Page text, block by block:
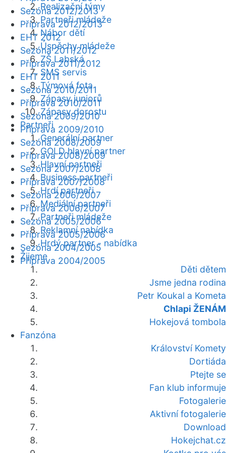
Realizační týmy
Partneři mládeže
Nábor dětí
Úspěchy mládeže
ZŠ Labská
SMS servis
Týmová fota
Zápasy juniorů
Zápasy dorostu
Partneři
Generální partner
GOLD hlavní partner
Hlavní partneři
Business partneři
Hrdí partneři
Mediální partneři
Partneři mládeže
Reklamní nabídka
Hrdý partner - nabídka
Žijeme
Děti dětem
Jsme jedna rodina
Petr Koukal a Kometa
Chlapi ŽENÁM
Hokejová tombola
Fanzóna
Království Komety
Dortiáda
Ptejte se
Fan klub informuje
Fotogalerie
Aktivní fotogalerie
Download
Hokejchat.cz
Sezóna 2012/2013
Příprava 2012/2013
EHT 2012
Sezóna 2011/2012
Příprava 2011/2012
EHT 2011
Sezóna 2010/2011
Příprava 2010/2011
Sezóna 2009/2010
Příprava 2009/2010
Sezóna 2008/2009
Příprava 2008/2009
Sezóna 2007/2008
Příprava 2007/2008
Sezóna 2006/2007
Příprava 2006/2007
Sezóna 2005/2006
Příprava 2005/2006
Sezóna 2004/2005
Příprava 2004/2005